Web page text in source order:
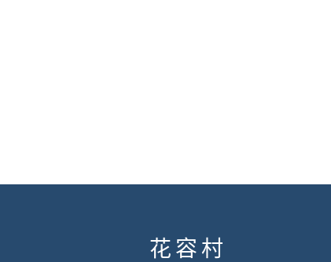
花容村